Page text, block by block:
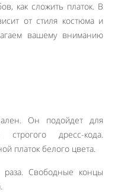
как сложить платок. В
от стиля костюма и
вашему вниманию
Он подойдет для
дресс-кода.
платок белого цвета.
Свободные концы